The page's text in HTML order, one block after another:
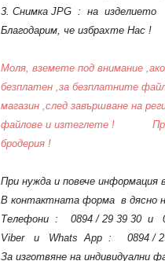
3. Снимка JPG : на изделието
Благодарим, че избрахте Нас !
Моля, вземете под внимание
безплатен ,за безплатните
магазин ,след завършване на
файлове и изтеглете !
бродерия !
При нужда и повече
В контактната форма в дясно
Телефони : 0894 / 29 39 30 и
Viber и Whats App : 0894 /
За изготвяне на индивидуални